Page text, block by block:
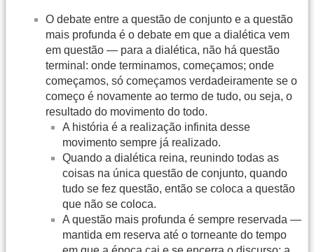
O debate entre a questão de conjunto e a questão
mais profunda é o debate em que a dialética vem
em questão — para a dialética, não há questão
terminal: onde terminamos, começamos; onde
começamos, só começamos verdadeiramente se o
começo é novamente ao termo de tudo, ou seja, o
resultado do movimento do todo.
A história é a realização infinita desse
movimento sempre já realizado.
Quando a dialética reina, reunindo todas as
coisas na única questão de conjunto, quando
tudo se fez questão, então se coloca a questão
que não se coloca.
A questão mais profunda é sempre reservada —
mantida em reserva até o torneante do tempo